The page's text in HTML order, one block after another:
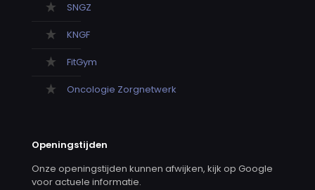
SNGZ
KNGF
FitGym
Oncologie Zorgnetwerk
Openingstijden
Onze openingstijden kunnen afwijken, kijk op Google
voor actuele informatie.